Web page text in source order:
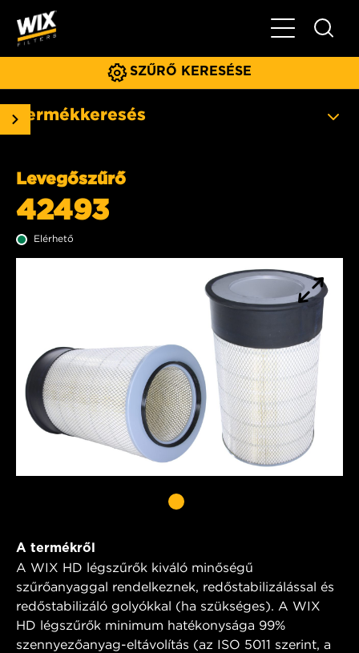
Főmenü
SZŰRŐ KERESÉSE
Termékkeresés
Levegőszűrő
42493
Elérhető
A termékről
A WIX HD légszűrők kiváló minőségű
szűrőanyaggal rendelkeznek, redőstabilizálással és
redőstabilizáló golyókkal (ha szükséges). A WIX
HD légszűrők minimum hatékonysága 99%
szennyezőanyag-eltávolítás (az ISO 5011 szerint, a